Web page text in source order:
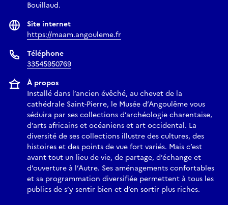
Bouillaud.
Site internet
https://maam.angouleme.fr
Téléphone
33545950769
À propos
Installé dans l’ancien évêché, au chevet de la
cathédrale Saint-Pierre, le Musée d’Angoulême vous
séduira par ses collections d’archéologie charentaise,
d’arts africains et océaniens et art occidental. La
diversité de ses collections illustre des cultures, des
histoires et des points de vue fort variés. Mais c’est
avant tout un lieu de vie, de partage, d’échange et
d’ouverture à l’Autre. Ses aménagements confortables
et sa programmation diversifiée permettent à tous les
publics de s’y sentir bien et d’en sortir plus riches.